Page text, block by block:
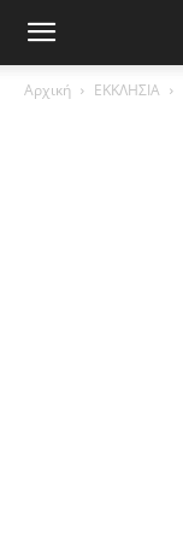
Αρχική ΕΚΚΛΗΣΙΑ